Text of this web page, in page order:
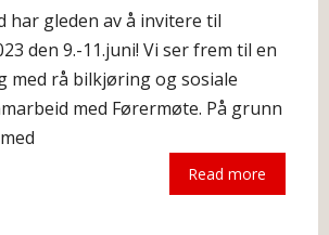
har gleden av å invitere til
den 9.-11.juni! Vi ser frem til en
med rå bilkjøring og sosiale
med Førermøte. På grunn
Read more